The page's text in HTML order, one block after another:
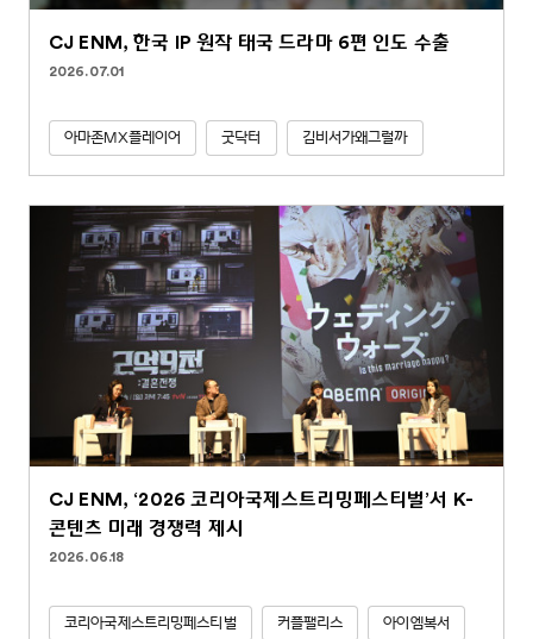
CJ ENM, 한국 IP 원작 태국 드라마 6편 인도 수출
2026.07.01
아마존MX플레이어 굿닥터 김비서가왜그럴까
CJ ENM, ‘2026 코리아국제스트리밍페스티벌’서 K-
콘텐츠 미래 경쟁력 제시
2026.06.18
코리아국제스트리밍페스티벌 커플팰리스 아이엠복서